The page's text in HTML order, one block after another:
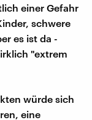
einer Gefahr
schwere
es ist da -
"extrem
würde sich
eine